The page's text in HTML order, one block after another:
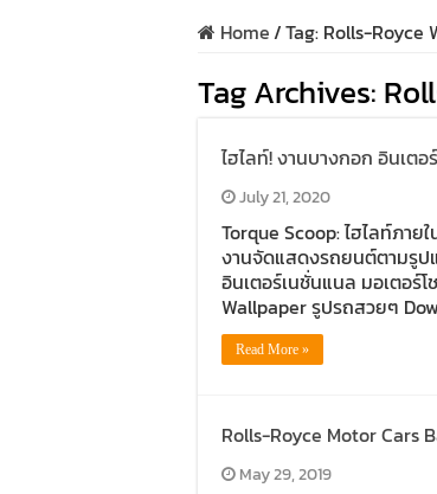
Home/Tag: Rolls-Royce
Tag Archives:
ไฮไลท์! งานบางกอก อินเตอ
July 21, 2020
Torque Scoop: ไฮไลท์ภา
งานจัดแสดงรถยนต์ตามรูป
อินเตอร์เนชั่นแนล มอเตอร์
Wallpaper รูปรถสวยๆ
Read More »
Rolls-Royce Motor Cars
May 29, 2019